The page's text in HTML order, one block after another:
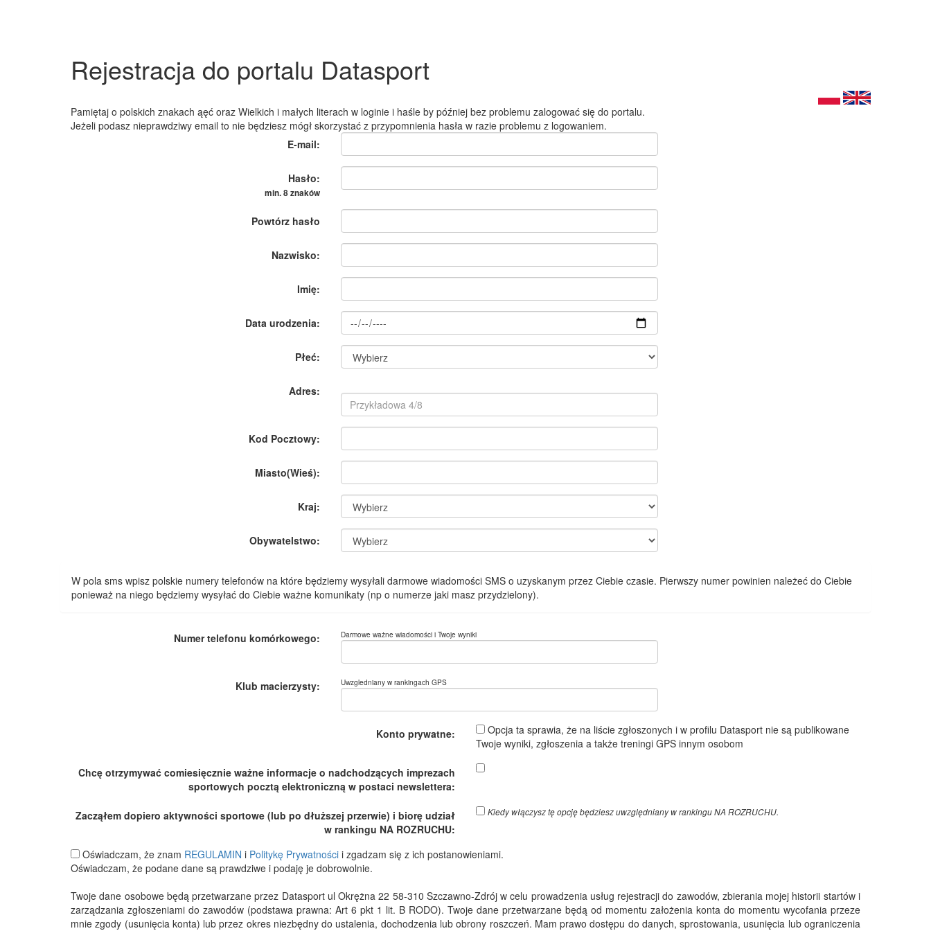
Rejestracja do portalu Datasport
Pamiętaj o polskich znakach ąęć oraz Wielkich i małych literach w loginie i haśle by później bez problemu zalogować się do portalu.
Jeżeli podasz nieprawdziwy email to nie będziesz mógł skorzystać z przypomnienia hasła w razie problemu z logowaniem.
E-mail:
Hasło:
min. 8 znaków
Powtórz hasło
Nazwisko:
Imię:
Data urodzenia:
Płeć:
Adres:
Kod Pocztowy:
Miasto(Wieś):
Kraj:
Obywatelstwo:
W pola sms wpisz polskie numery telefonów na które będziemy wysyłali darmowe wiadomości SMS o uzyskanym przez Ciebie czasie. Pierwszy numer powinien należeć do Ciebie
ponieważ na niego będziemy wysyłać do Ciebie ważne komunikaty (np o numerze jaki masz przydzielony).
Numer telefonu komórkowego: Darmowe ważne wiadomości i Twoje wyniki
Klub macierzysty: Uwzgledniany w rankingach GPS
Konto prywatne:
Opcja ta sprawia, że na liście zgłoszonych i w profilu Datasport nie są publikowane
Twoje wyniki, zgłoszenia a także treningi GPS innym osobom
Chcę otrzymywać comiesięcznie ważne informacje o nadchodzących imprezach
sportowych pocztą elektroniczną w postaci newslettera:
Zacząłem dopiero aktywności sportowe (lub po dłuższej przerwie) i biorę udział
w rankingu NA ROZRUCHU:
Kiedy włączysz tę opcję będziesz uwzględniany w rankingu NA ROZRUCHU.
Oświadczam, że znam REGULAMIN i Politykę Prywatności i zgadzam się z ich postanowieniami.
Oświadczam, że podane dane są prawdziwe i podaję je dobrowolnie.
Twoje dane osobowe będą przetwarzane przez Datasport ul Okrężna 22 58-310 Szczawno-Zdrój w celu prowadzenia usług rejestracji do zawodów, zbierania mojej historii startów i
zarządzania zgłoszeniami do zawodów (podstawa prawna: Art 6 pkt 1 lit. B RODO). Twoje dane przetwarzane będą od momentu założenia konta do momentu wycofania przeze
mnie zgody (usunięcia konta) lub przez okres niezbędny do ustalenia, dochodzenia lub obrony roszczeń. Mam prawo dostępu do danych, sprostowania, usunięcia lub ograniczenia